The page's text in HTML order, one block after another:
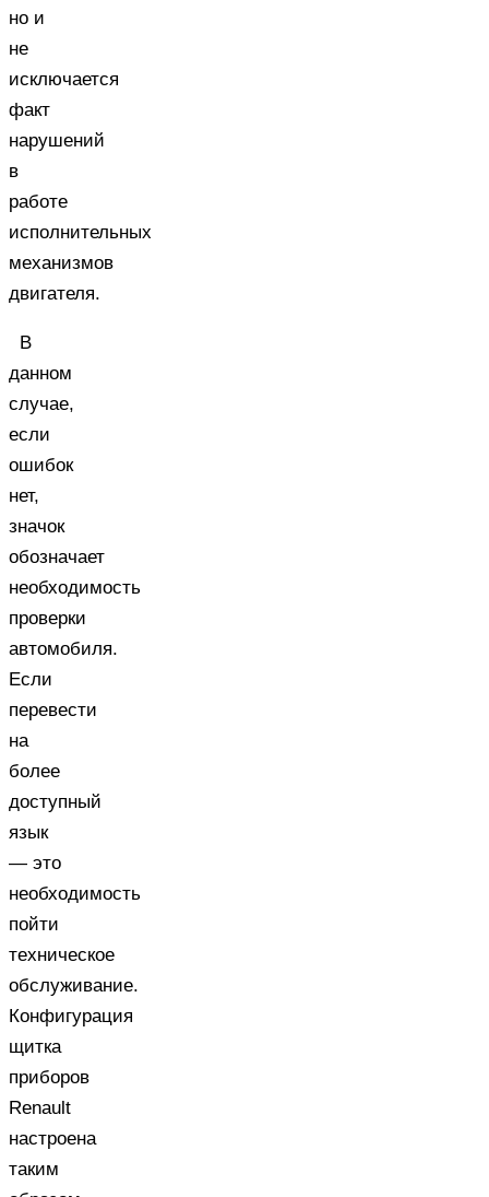
но и
не
исключается
факт
нарушений
в
работе
исполнительных
механизмов
двигателя.
В
данном
случае,
если
ошибок
нет,
значок
обозначает
необходимость
проверки
автомобиля.
Если
перевести
на
более
доступный
язык
— это
необходимость
пойти
техническое
обслуживание.
Конфигурация
щитка
приборов
Renault
настроена
таким